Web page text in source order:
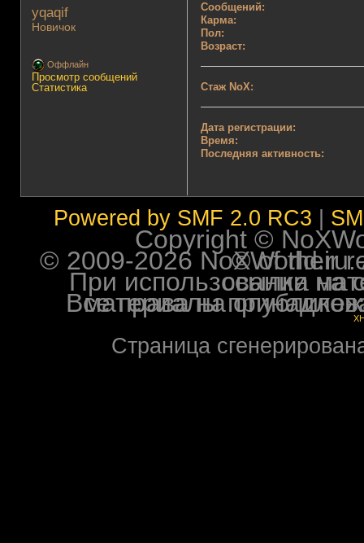
yqaqif
Новичок
Оффлайн
Просмотр сообщений
Статистика
Сообщений:
Карма:
Пол:
Возраст:
Стаж NoX:
Дата регистрации:
Время:
Последняя активность:
Powered by SMF 2.0 RC3
Copyright ©
© 2009-2026 NoXWorld.ru. All
При использовании
Все права на опубликованные на форуме
Страница